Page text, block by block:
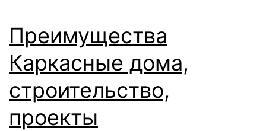
Преимущества
Каркасные дома,
строительство,
проекты